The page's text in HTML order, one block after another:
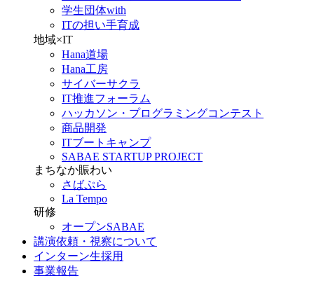
学生団体with
ITの担い手育成
地域×IT
Hana道場
Hana工房
サイバーサクラ
IT推進フォーラム
ハッカソン・プログラミングコンテスト
商品開発
ITブートキャンプ
SABAE STARTUP PROJECT
まちなか賑わい
さばぷら
La Tempo
研修
オープンSABAE
講演依頼・視察について
インターン生採用
事業報告